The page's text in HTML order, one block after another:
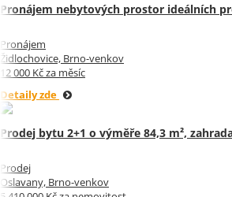
Pronájem nebytových prostor ideálních
Pronájem
Židlochovice, Brno-venkov
12 000 Kč za měsíc
Detaily zde
Prodej bytu 2+1 o výměře 84,3 m²,
Prodej
Oslavany, Brno-venkov